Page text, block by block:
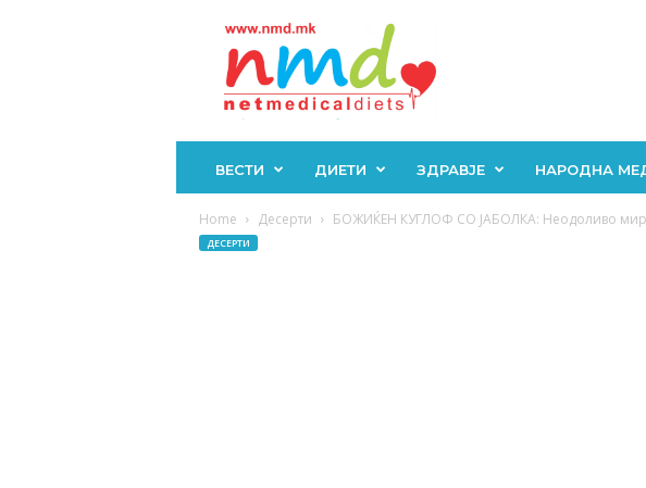
ВЕСТИ ДИЕТИ ЗДРАВЈЕ НАРОДНА
Home Десерти БОЖИЌЕН КУГЛОФ СО ЈАБОЛКА: Неодоливо
ДЕСЕРТИ